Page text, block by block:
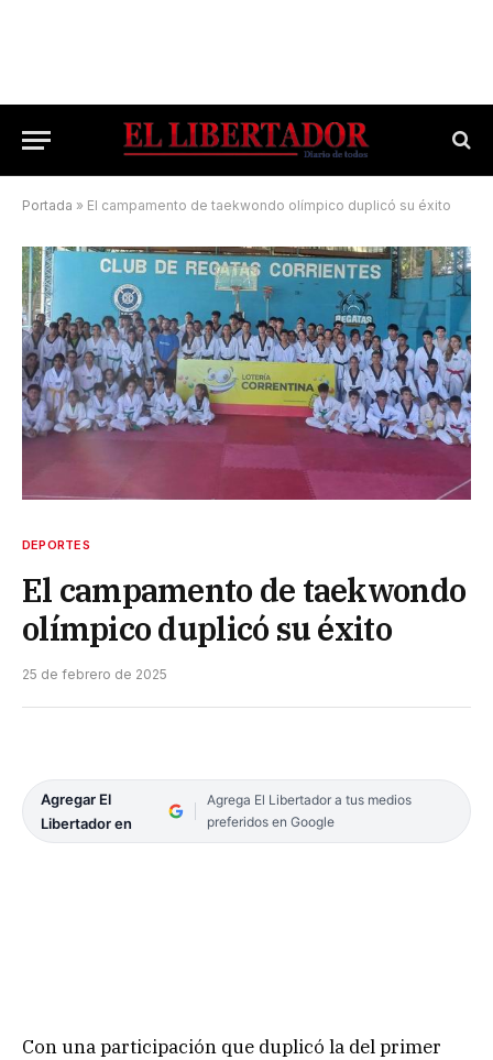
Portada » El campamento de taekwondo olímpico duplicó su éxito
DEPORTES
El campamento de taekwondo
olímpico duplicó su éxito
25 de febrero de 2025
Agregar El
Libertador en
Agrega El Libertador a tus medios
preferidos en Google
Con una participación que duplicó la del primer